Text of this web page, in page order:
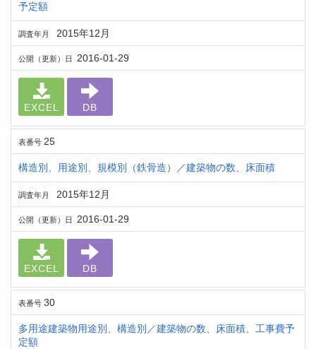
予定額
調査年月 2015年12月
公開（更新）日 2016-01-29
EXCEL DB
表番号 25
構造別、用途別、規模別（鉄骨造）／建築物の数、床面積
調査年月 2015年12月
公開（更新）日 2016-01-29
EXCEL DB
表番号 30
多用途建築物用途別、構造別／建築物の数、床面積、工事費予
定額